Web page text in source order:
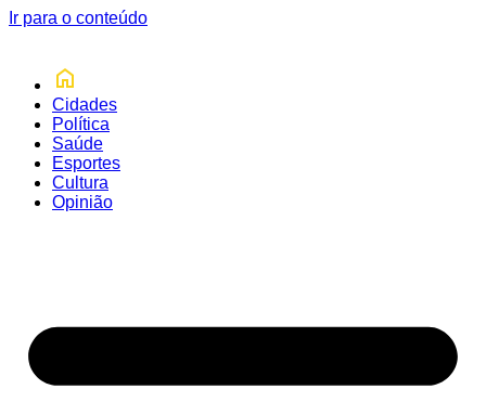
Ir para o conteúdo
Cidades
Política
Saúde
Esportes
Cultura
Opinião